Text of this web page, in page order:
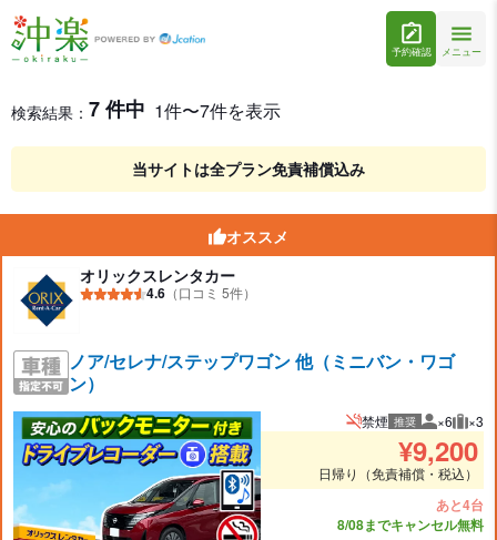
予約確認 メニュー
レンタカー検索・比較
レンタカー検索結果
検索結果： 7 件中 1件〜7件を表示
当サイトは全プラン免責補償込み
オススメ
オリックスレンタカー
4.6 （口コミ 5件）
ノア/セレナ/ステップワゴン 他（ミニバン・ワゴ
ン）
禁煙 推奨 推奨人数
×6 推奨
×3
¥9,200
日帰り（免責補償・税込）
あと4台
8/08までキャンセル無料